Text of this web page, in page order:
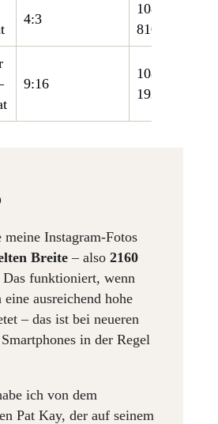
4:3
1080 ×
810
9:16
1080 ×
1920
Instagram-Fotos
Breite – also2160
Das funktioniert, wenn
eine ausreichend hohe
– das ist bei neueren
in der Regel
ich von dem
Pat Kay, der auf seinem